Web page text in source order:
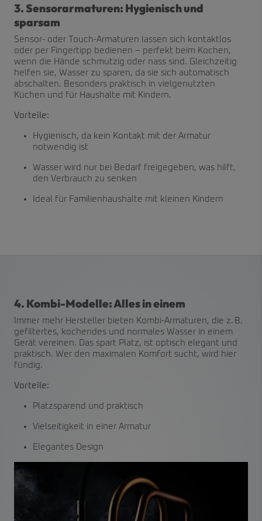
3. Sensorarmaturen: Hygienisch und
sparsam
Sensor- oder Touch-Armaturen lassen sich kontaktlos
oder per Fingertipp bedienen – perfekt beim Kochen,
wenn die Hände schmutzig oder nass sind. Gleichzeitig
helfen sie, Wasser zu sparen, da sie sich automatisch
abschalten. Besonders praktisch in vielgenutzten
Küchen und für Haushalte mit Kindern.
Vorteile:
Hygienisch, da kein Kontakt mit der Armatur
notwendig ist
Wasser wird nur bei Bedarf freigegeben, was hilft,
den Verbrauch zu senken
Ideal für Familienhaushalte mit kleinen Kindern
4. Kombi-Modelle: Alles in einem
Immer mehr Hersteller bieten Kombi-Armaturen, die z. B.
gefiltertes, kochendes und normales Wasser in einem
Gerät vereinen. Das spart Platz, ist optisch elegant und
praktisch. Wer den maximalen Komfort sucht, wird hier
fündig.
Vorteile:
Platzsparend und praktisch
Vielseitigkeit in einer Armatur
Elegantes Design